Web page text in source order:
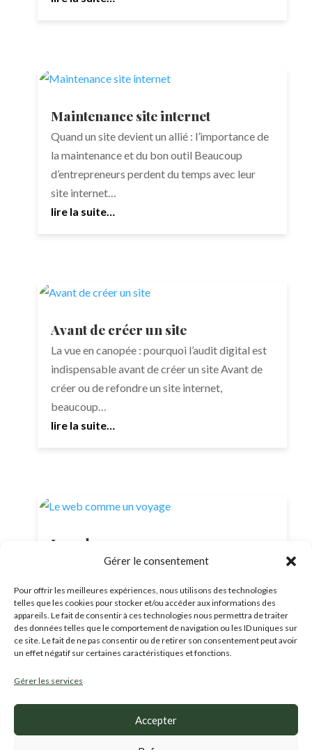
Gérer le consentement
Pour offrir les meilleures expériences, nous utilisons des technologies
telles que les cookies pour stocker et/ou accéder aux informations des
appareils. Le fait de consentir à ces technologies nous permettra de traiter
des données telles que le comportement de navigation ou les ID uniques sur
ce site. Le fait de ne pas consentir ou de retirer son consentement peut avoir
un effet négatif sur certaines caractéristiques et fonctions.
Gérer les services
Accepter
Maintenance site internet
Quand un site devient un allié : l’importance de
la maintenance et du bon outil Beaucoup
d’entrepreneurs perdent du temps avec leur
site internet…
lire la suite…
Avant de créer un site
La vue en canopée : pourquoi l’audit digital est
indispensable avant de créer un site Avant de
créer ou de refondre un site internet,
beaucoup…
lire la suite…
Le web comme un voyage
Vous avez peut-être vu passer mes dernières
puis cette histoire de “gratuit” qui cache
souvent des…
lire la suite…
Et vous ? Où en êtes vous avec votre com' ?